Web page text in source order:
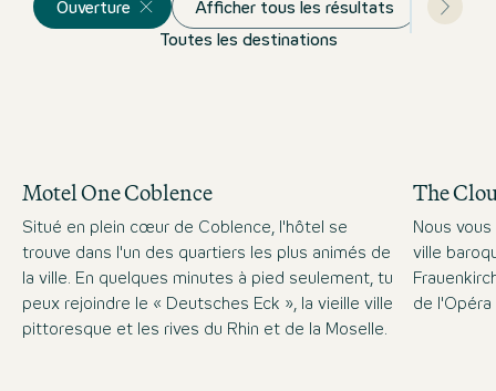
Ouverture Afficher tous les résultats
Toutes les destinations
Motel One Coblence
Situé en plein cœur de Coblence, l'hôtel se
trouve dans l'un des quartiers les plus animés de
la ville. En quelques minutes à pied seulement, tu
peux rejoindre le « Deutsches Eck », la vieille ville
pittoresque et les rives du Rhin et de la Moselle.
The
Nous
ville
de l'Opéra